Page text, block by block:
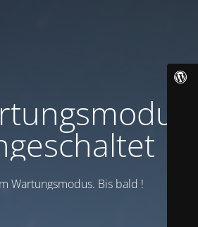
Wartungsmodus. Bis bald !